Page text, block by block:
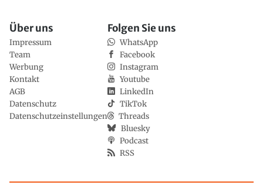
Über uns
Impressum
Team
Werbung
Kontakt
AGB
Datenschutz
Datenschutzeinstellungen
Folgen Sie uns
WhatsApp
Facebook
Instagram
Youtube
LinkedIn
TikTok
Threads
Bluesky
Podcast
RSS